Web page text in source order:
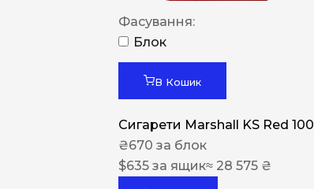
Фасування:
Блок
В Кошик
Сигарети Marshall KS Red 100
₴670 за блок
$635 за ящик≈ 28 575 ₴